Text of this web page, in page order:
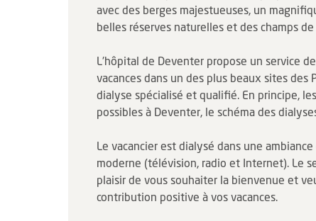
avec des berges majestueuses, un
belles réserves naturelles et des champs
L'hôpital de Deventer propose un service
vacances dans un des plus beaux sites des
dialyse spécialisé et qualifié. En principe,
possibles à Deventer, le schéma des
Le vacancier est dialysé dans une
moderne (télévision, radio et Internet). Le
plaisir de vous souhaiter la bienvenue et
contribution positive à vos vacances.